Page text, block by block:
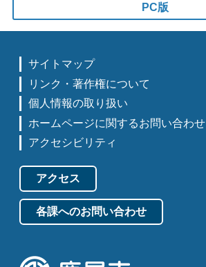
PC版
サイトマップ
リンク・著作権について
個人情報の取り扱い
ホームページに関するお問い合わせ
アクセシビリティ
アクセス
各課へのお問い合わせ